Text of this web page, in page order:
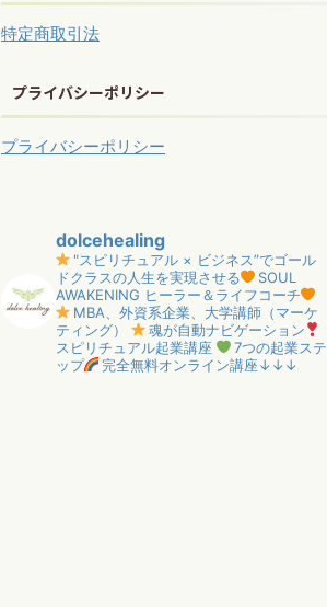
特定商取引法
プライバシーポリシー
プライバシーポリシー
dolcehealing
"スピリチュアル × ビジネス”でゴール
ドクラスの人生を実現させる
SOUL
AWAKENING ヒーラー＆ライフコーチ
MBA、外資系企業、大学講師（マーケ
ティング）
魂が自動ナビゲーション
スピリチュアル起業講座
7つの起業ステ
ップ
完全無料オンライン講座↓↓↓